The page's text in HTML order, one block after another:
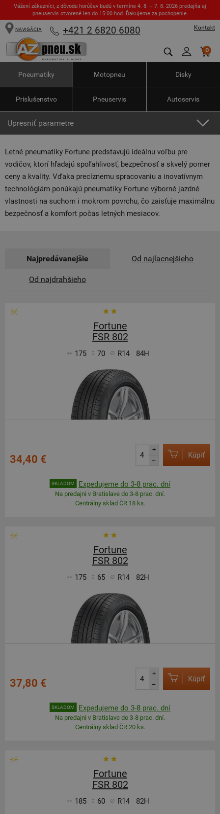
Vážení zákazníci, z dôvodu horúčav budú v termíne 4. 8. – 7. 8. 2026 predajňa aj
pneuservis otvorené len do 15:00 hod. Ďakujeme za pochopenie.
Kontakt
NAVIGÁCIA +421 2 6820 6080
0
Pneumatiky Motopneu Disky
Príslušenstvo Pneuservis Autoservis
Upresniť parametre
Letné pneumatiky Fortune predstavujú ideálnu voľbu pre
vodičov, ktorí hľadajú spoľahlivosť, bezpečnosť a skvelý pomer
ceny a kvality. Vďaka precíznemu spracovaniu a inovatívnym
technológiám ponúkajú pneumatiky Fortune výborné jazdné
vlastnosti na suchom i mokrom povrchu, čo zaisťuje maximálnu
bezpečnosť a komfort počas letných mesiacov.
Najpredávanejšie Od najlacnejšieho
Od najdrahšieho
Fortune
FSR 802
175 70 R14 84H
34,40 €
+
–
Kúpiť
SKLADOM Expedujeme do 3-8 prac. dní
Na predajni v Bratislave do 3-8 prac. dní.
Centrálny sklad ČR 18 ks.
Fortune
FSR 802
175 65 R14 82H
37,80 €
+
–
Kúpiť
SKLADOM Expedujeme do 3-8 prac. dní
Na predajni v Bratislave do 3-8 prac. dní.
Centrálny sklad ČR 20 ks.
Fortune
FSR 802
185 60 R14 82H